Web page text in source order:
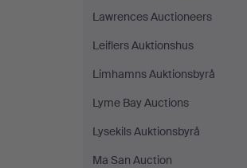
Lawrences Auctioneers
Leiflers Auktionshus
Limhamns Auktionsbyrå
Lyme Bay Auctions
Lysekils Auktionsbyrå
Ma San Auction